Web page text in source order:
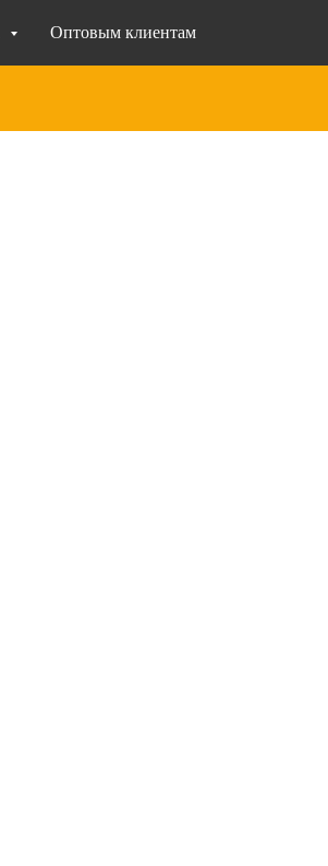
Оптовым клиентам